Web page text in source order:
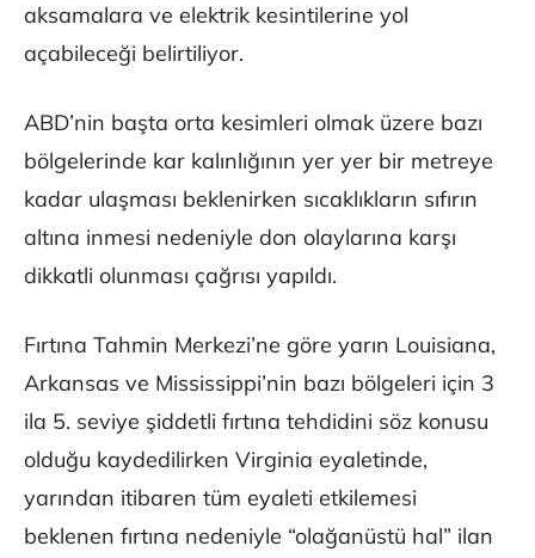
aksamalara ve elektrik kesintilerine yol
açabileceği belirtiliyor.
ABD’nin başta orta kesimleri olmak üzere bazı
bölgelerinde kar kalınlığının yer yer bir metreye
kadar ulaşması beklenirken sıcaklıkların sıfırın
altına inmesi nedeniyle don olaylarına karşı
dikkatli olunması çağrısı yapıldı.
Fırtına Tahmin Merkezi’ne göre yarın Louisiana,
Arkansas ve Mississippi’nin bazı bölgeleri için 3
ila 5. seviye şiddetli fırtına tehdidini söz konusu
olduğu kaydedilirken Virginia eyaletinde,
yarından itibaren tüm eyaleti etkilemesi
beklenen fırtına nedeniyle “olağanüstü hal” ilan